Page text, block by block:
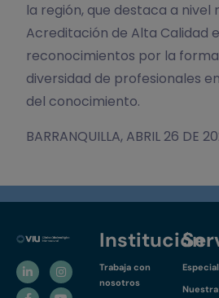
la región, que destaca a nivel
Acreditación de Alta Calidad
reconocimientos por la
diversidad de profesionales
del conocimiento.
BARRANQUILLA, ABRIL 26 DE
Institución
Trabaja con
nosotros